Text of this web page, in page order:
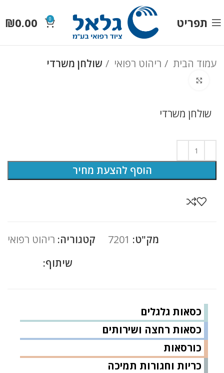
תפריט 0
₪0.00
עמוד הבית ריהוט רפואי שולחן משרדי
כסאות גלגלים
כסאות רחצה ושירותים
כורסאות
כריות וחגורות תמיכה
שולחן משרדי
הוסף להצעת מחיר
מק"ט: 7201 קטגוריה: ריהוט רפואי
שיתוף: